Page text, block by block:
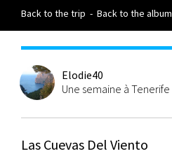
Back to the trip - Back to the album
Elodie40
Une semaine à Tenerife
Las Cuevas Del Viento